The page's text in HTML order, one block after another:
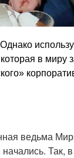
в миру
ведьма
Так,